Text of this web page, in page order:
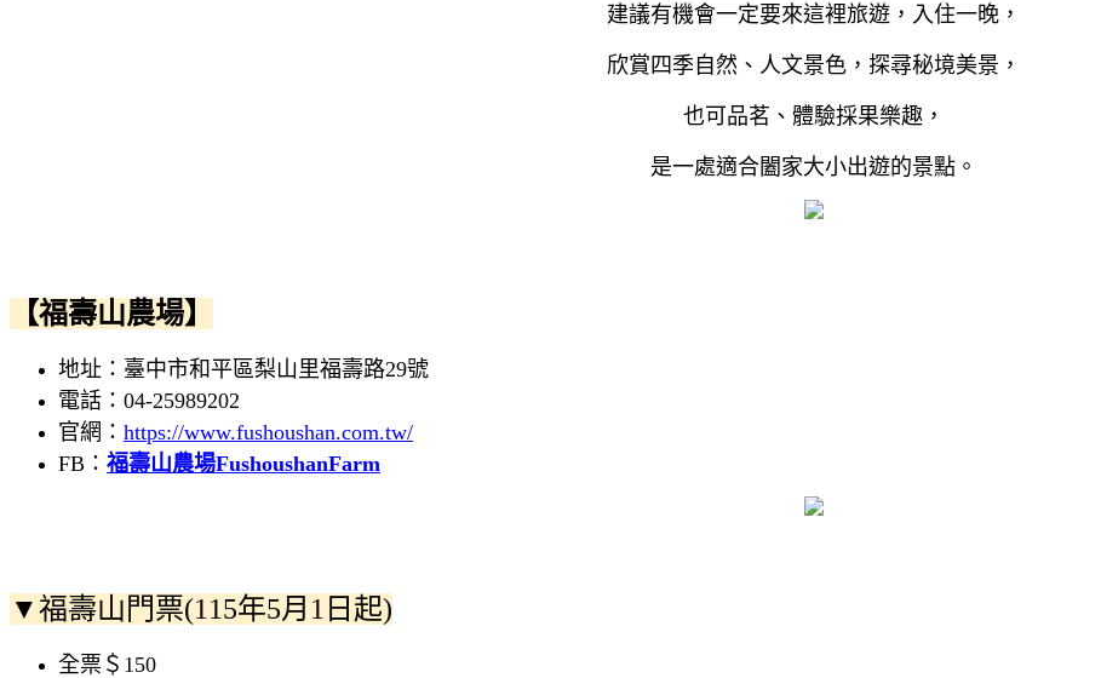
建議有機會一定要來這裡旅遊，入住一晚，
欣賞四季自然、人文景色，探尋秘境美景，
也可品茗、體驗採果樂趣，
是一處適合闔家大小出遊的景點。
【福壽山農場】
地址：臺中市和平區梨山里福壽路29號
電話：04-25989202
官網： https://www.fushoushan.com.tw/
FB： 福壽山農場FushoushanFarm
▼福壽山門票(115年5月1日起)
全票＄150